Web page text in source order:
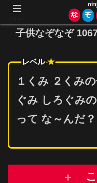
子供なぞなぞ
レベル★
１くみ ２くみ
ぐみ しろぐみ
って な～んだ？